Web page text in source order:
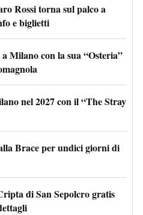
Rossi torna sul palco a
e biglietti
Milano con la sua “Osteria”
nel 2027 con il “The Stray
Brace per undici giorni di
di San Sepolcro gratis